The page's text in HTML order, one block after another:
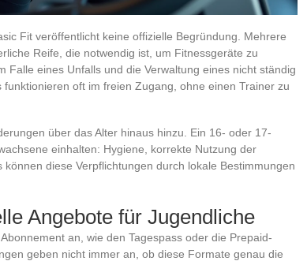
Fit veröffentlicht keine offizielle Begründung. Mehrere
Reife, die notwendig ist, um Fitnessgeräte zu
Falle eines Unfalls und die Verwaltung eines nicht ständig
oft im freien Zugang, ohne einen Trainer zu
über das Alter hinaus hinzu. Ein 16- oder 17-
einhalten: Hygiene, korrekte Nutzung der
diese Verpflichtungen durch lokale Bestimmungen
Angebote für Jugendliche
an, wie den Tagespass oder die Prepaid-
geben nicht immer an, ob diese Formate genau die